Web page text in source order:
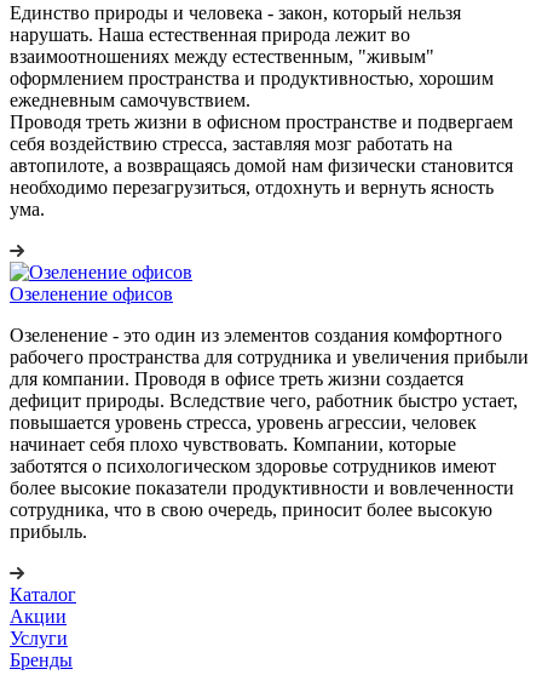
Единство природы и человека - закон, который нельзя
нарушать. Наша естественная природа лежит во
взаимоотношениях между естественным, "живым"
оформлением пространства и продуктивностью, хорошим
ежедневным самочувствием.
Проводя треть жизни в офисном пространстве и подвергаем
себя воздействию стресса, заставляя мозг работать на
автопилоте, а возвращаясь домой нам физически становится
необходимо перезагрузиться, отдохнуть и вернуть ясность
ума.
Озеленение офисов
Озеленение - это один из элементов создания комфортного
рабочего пространства для сотрудника и увеличения прибыли
для компании. Проводя в офисе треть жизни создается
дефицит природы. Вследствие чего, работник быстро устает,
повышается уровень стресса, уровень агрессии, человек
начинает себя плохо чувствовать. Компании, которые
заботятся о психологическом здоровье сотрудников имеют
более высокие показатели продуктивности и вовлеченности
сотрудника, что в свою очередь, приносит более высокую
прибыль.
Каталог
Акции
Услуги
Бренды